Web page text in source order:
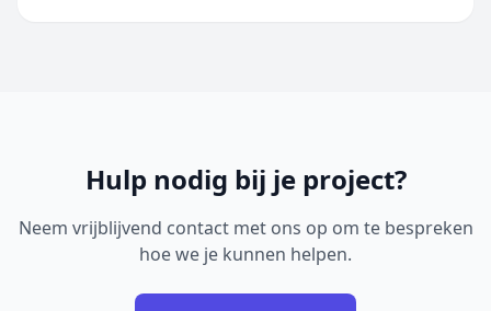
Hulp nodig bij je project?
Neem vrijblijvend contact met ons op om te bespreken
hoe we je kunnen helpen.